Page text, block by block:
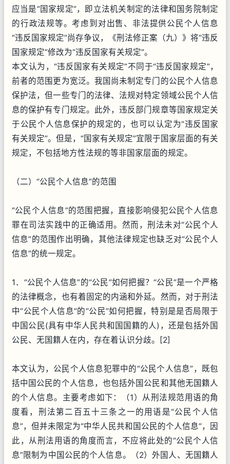
应当是“国家规定”，即立法机关制定的法律和国务院制定
的行政法规等。考虑到对出售、非法提供公民个人信息
“违反国家规定”尚存争议，《刑法修正案（九）》将“违反
国家规定”修改为“违反国家有关规定”。
本文认为，“违反国家有关规定”不同于“违反国家规定”，
前者的范围更为宽泛。我国尚未制定专门的公民个人信息
保护法，但一些专门的法律、法规对特定领域公民个人信
息的保护有专门规定。此外，违反部门规章等国家规定关
于公民个人信息保护的规定的，也可以认定为“违反国家
有关规定”。但是，“国家有关规定”宜限于国家层面的有关
规定，不包括地方性法规的等非国家层面的规定。
（二）“公民个人信息”的范围
“公民个人信息”的范围把握，直接影响侵犯公民个人信息
罪在司法实践中的正确适用。然而，刑法未对“公民个人
信息”的范围作出明确，其他法律规定也缺乏对“公民个人
信息”的统一规定。
1．“公民个人信息”的“公民”如何把握？“公民”是一个严格
的法律概念，也有着固定的内涵和外延。然而，对于刑法
中“公民个人信息”的“公民”如何把握，特别是是否局限于
中国公民(具有中华人民共和国国籍的人)，还是包括外国
公民、无国籍人在内，存在着认识分歧。[2]
本文认为，公民个人信息犯罪中的“公民个人信息”，既包
括中国公民的个人信息，也包括外国公民和其他无国籍人
的个人信息。主要考虑如下：（1）从刑法规范用语的角
度看，刑法第二百五十三条之一的用语是“公民个人信
息”，但并未限定为“中华人民共和国公民的个人信息”，因
此，从刑法用语的角度而言，不应将此处的“公民个人信
息”限制为中国公民的个人信息。（2）外国人、无国籍人